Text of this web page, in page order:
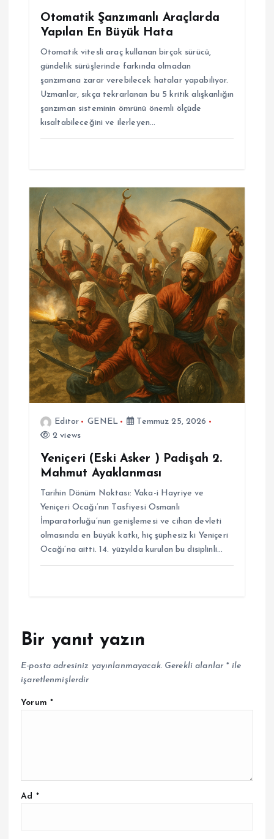
Otomatik Şanzımanlı Araçlarda
Yapılan En Büyük Hata
Otomatik vitesli araç kullanan birçok sürücü,
gündelik sürüşlerinde farkında olmadan
şanzımana zarar verebilecek hatalar yapabiliyor.
Uzmanlar, sıkça tekrarlanan bu 5 kritik alışkanlığın
şanzıman sisteminin ömrünü önemli ölçüde
kısaltabileceğini ve ilerleyen…
Editor GENEL
Temmuz 25, 2026
2 views
Yeniçeri (Eski Asker ) Padişah 2.
Mahmut Ayaklanması
Tarihin Dönüm Noktası: Vaka-i Hayriye ve
Yeniçeri Ocağı’nın Tasfiyesi Osmanlı
İmparatorluğu’nun genişlemesi ve cihan devleti
olmasında en büyük katkı, hiç şüphesiz ki Yeniçeri
Ocağı’na aitti. 14. yüzyılda kurulan bu disiplinli…
Bir yanıt yazın
E-posta adresiniz yayınlanmayacak. Gerekli alanlar *ile
işaretlenmişlerdir
Yorum *
Ad *